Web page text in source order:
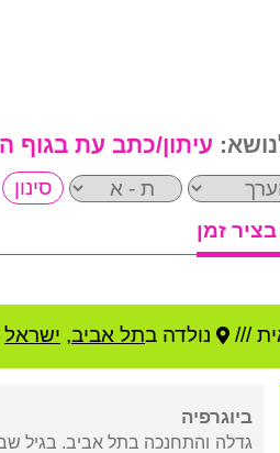
עיתון/כתב עת בגוף
זמן
/// נולדה בתל אביב, ישראל
ביוגרפיה
גדלה והתחנכה בתל אביב. בגיל